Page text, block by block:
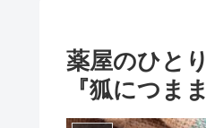
薬屋のひと
『狐につま